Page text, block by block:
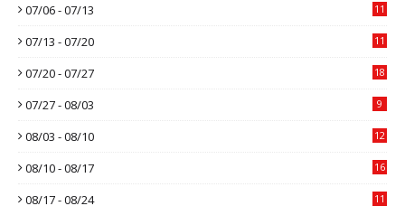
07/06 - 07/13 11
07/13 - 07/20 11
07/20 - 07/27 18
07/27 - 08/03 9
08/03 - 08/10 12
08/10 - 08/17 16
08/17 - 08/24 11